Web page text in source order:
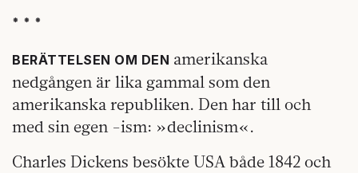
* * *
BERÄTTELSEN OM DEN amerikanska
nedgången är lika gammal som den
amerikanska republiken. Den har till och
med sin egen -ism: »declinism«.
Charles Dickens besökte USA både 1842 och